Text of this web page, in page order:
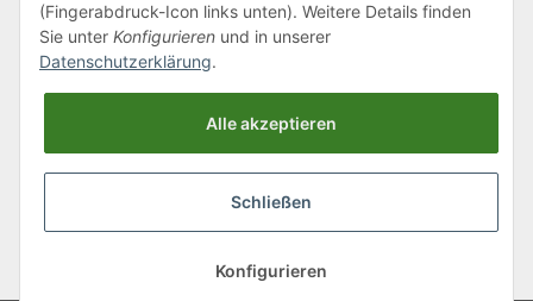
Montag bis Donnerstag: 8:00 bis 16:30 Uhr
Freitag: 8:00 bis 12:00 Uhr
Tel.:0043 (0) 4262 50900
office@cncshop.at
* Alle Preise inkl. gesetzlicher USt., zzgl.Versand, zzgl.
(Fingerabdruck-Icon links unten). Weitere Details finden
Sie unter Konfigurieren und in unserer
Datenschutzerklärung.
Alle akzeptieren
Schließen
Konfigurieren